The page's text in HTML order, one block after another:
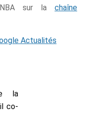
sur la chaîne
Actualités
la
co-